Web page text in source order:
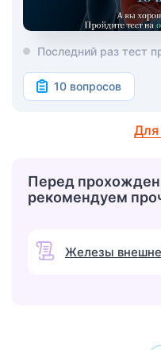
Последний раз тест
10 вопросов
Для
Перед
рекомендуем
Железы